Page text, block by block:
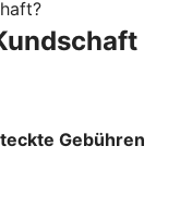
Gebühren